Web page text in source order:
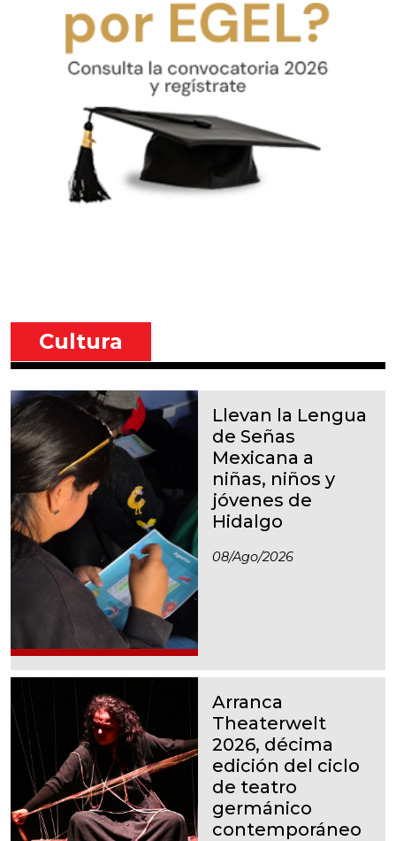
Cultura
Llevan la Lengua
de Señas
Mexicana a
niñas, niños y
jóvenes de
Hidalgo
08/ago/2026
Arranca
Theaterwelt
2026, décima
edición del ciclo
de teatro
germánico
contemporáneo